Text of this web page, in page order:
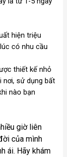
hiện triệu
có nhu cầu
thiết kế nhỏ
nơi, sử dụng bất
nào bạn
giờ liên
của mình
ái. Hãy khám